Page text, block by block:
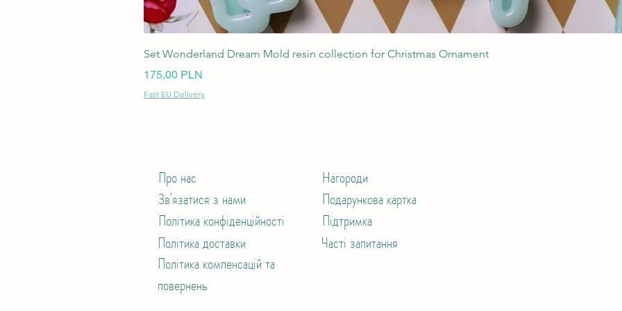
Швидкий перегляд
Set Wonderland Dream Mold resin collection for Christmas Ornament
Ціна
175,00 PLN
Fast EU Delivery
Про нас
Зв'язатися з нами
Політика конфіденційності
Політика доставки
Політика компенсацій та
повернень
Нагороди
Подарункова картка
Підтримка
Часті запитання